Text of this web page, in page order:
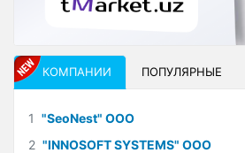
КОМПАНИИ ПОПУЛЯРНЫЕ
1 "SeoNest" ООО
2 "INNOSOFT SYSTEMS" ООО